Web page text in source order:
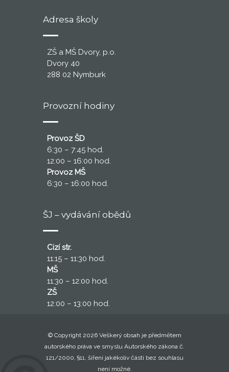
Adresa školy
ZŠ a MŠ Dvory, p.o.
Dvory 40
288 02 Nymburk
Provozní hodiny
Provoz ŠD
6:30 – 7:45 hod.
12:00 – 16:00 hod.
Provoz MŠ
6:30 – 16:00 hod.
ŠJ – vydávání obědů
Cizí str.
11:15 – 11:30 hod.
MŠ
11:30 – 12:00 hod.
ZŠ
12:00 – 13:00 hod.
© Copyright 2026 Veškerý obsah je předmětem
autorského práva ve smyslu Autorského zákona č.
121/2000, §11, šíření jakékoliv části bez souhlasu
není možné.